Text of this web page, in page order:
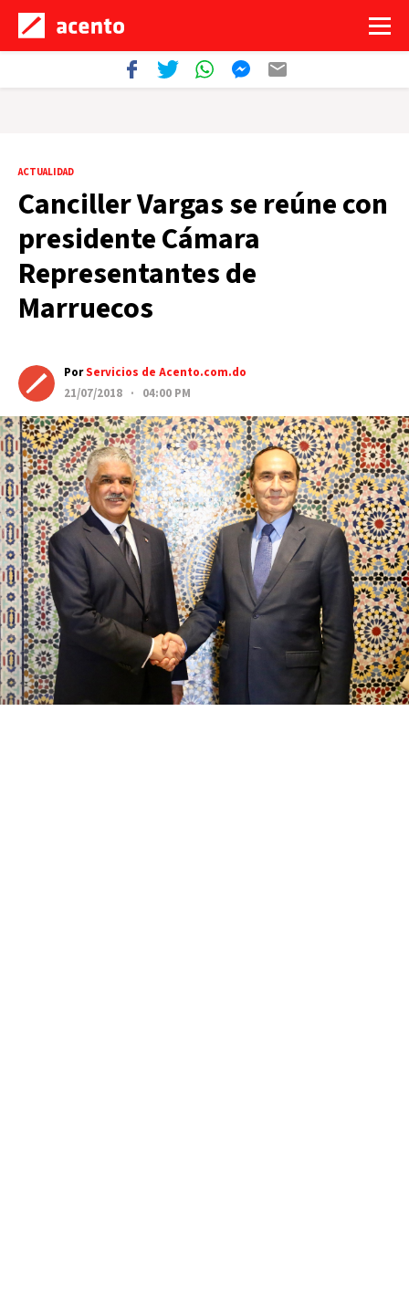
ACTUALIDAD
Canciller Vargas se reúne con
presidente Cámara
Representantes de
Marruecos
PorServicios de Acento.com.do
21/07/2018 · 04:00 PM